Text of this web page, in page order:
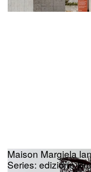
Maison Margiela
Series: edizione